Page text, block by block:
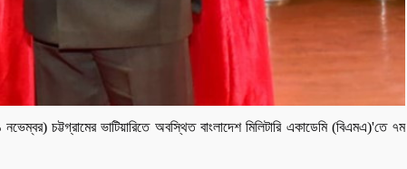
নভেম্বর)চট্টগ্রামের ভাটিয়ারিতে অবস্থিত বাংলাদেশ মিলিটারি একাডেমি(বিএমএ)'তে ৭ম